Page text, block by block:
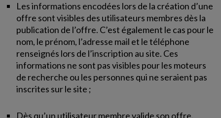
Les informations encodées lors de la création d’une
offre sont visibles des utilisateurs membres dès la
publication de l’offre. C’est également le cas pour le
nom, le prénom, l’adresse mail et le téléphone
renseignés lors de l’inscription au site. Ces
informations ne sont pas visibles pour les moteurs
de recherche ou les personnes qui ne seraient pas
inscrites sur le site ;
Dès qu’un utilisateur membre valide son offre,